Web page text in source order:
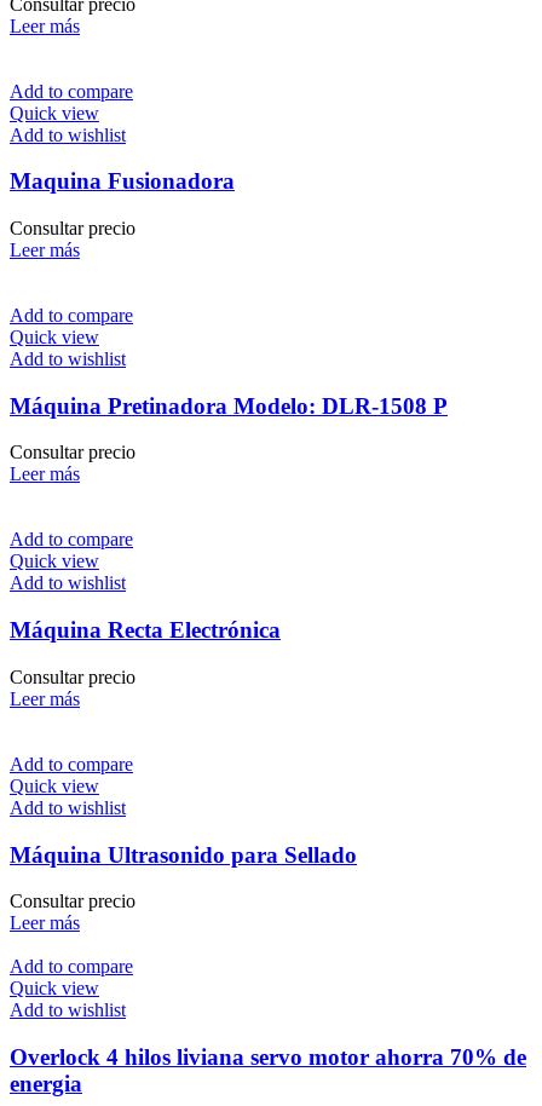
Leer más
Add to compare
Quick view
Add to wishlist
Maquina Fusionadora
Consultar precio
Leer más
Add to compare
Quick view
Add to wishlist
Máquina Pretinadora Modelo: DLR-1508 P
Consultar precio
Leer más
Add to compare
Quick view
Add to wishlist
Máquina Recta Electrónica
Consultar precio
Leer más
Add to compare
Quick view
Add to wishlist
Máquina Ultrasonido para Sellado
Consultar precio
Leer más
Add to compare
Quick view
Add to wishlist
Overlock 4 hilos liviana servo motor ahorra 70% de
energia